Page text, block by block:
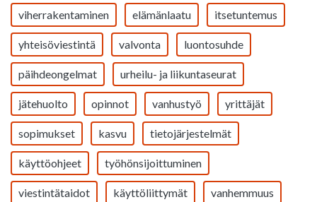
viherrakentaminen elämänlaatu itsetuntemus
yhteisöviestintä valvonta luontosuhde
päihdeongelmat urheilu- ja liikuntaseurat
jätehuolto opinnot vanhustyö yrittäjät
sopimukset kasvu tietojärjestelmät
käyttöohjeet työhönsijoittuminen
viestintätaidot käyttöliittymät vanhemmuus